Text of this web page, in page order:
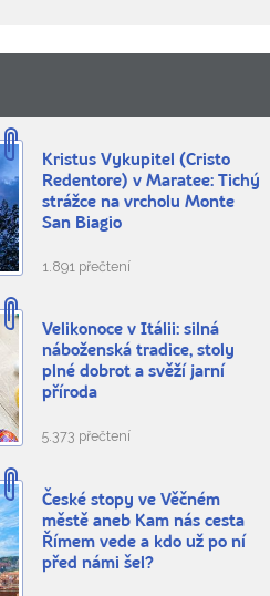
Kristus Vykupitel (Cristo
Redentore) v Maratee: Tichý
strážce na vrcholu Monte
San Biagio
1.891 přečtení
Velikonoce v Itálii: silná
náboženská tradice, stoly
plné dobrot a svěží jarní
příroda
5.373 přečtení
České stopy ve Věčném
městě aneb Kam nás cesta
Římem vede a kdo už po ní
před námi šel?